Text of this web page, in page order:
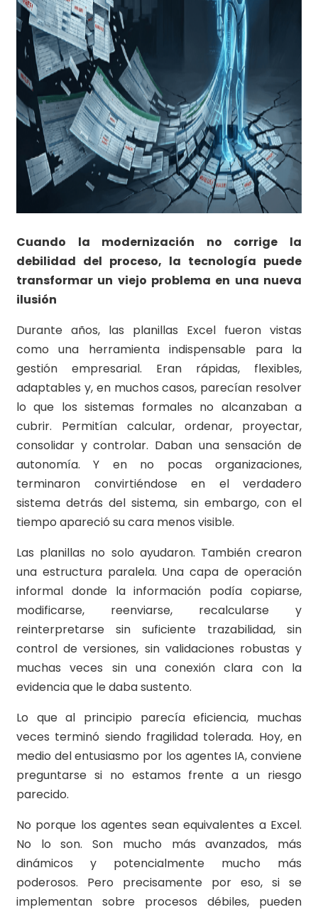
Cuando la modernización no corrige la
debilidad del proceso, la tecnología puede
transformar un viejo problema en una nueva
ilusión
Durante años, las planillas Excel fueron vistas
como una herramienta indispensable para la
gestión empresarial. Eran rápidas, flexibles,
adaptables y, en muchos casos, parecían resolver
lo que los sistemas formales no alcanzaban a
cubrir. Permitían calcular, ordenar, proyectar,
consolidar y controlar. Daban una sensación de
autonomía. Y en no pocas organizaciones,
terminaron convirtiéndose en el verdadero
sistema detrás del sistema, sin embargo, con el
tiempo apareció su cara menos visible.
Las planillas no solo ayudaron. También crearon
una estructura paralela. Una capa de operación
informal donde la información podía copiarse,
modificarse, reenviarse, recalcularse y
reinterpretarse sin suficiente trazabilidad, sin
control de versiones, sin validaciones robustas y
muchas veces sin una conexión clara con la
evidencia que le daba sustento.
Lo que al principio parecía eficiencia, muchas
veces terminó siendo fragilidad tolerada. Hoy, en
medio del entusiasmo por los agentes IA, conviene
preguntarse si no estamos frente a un riesgo
parecido.
No porque los agentes sean equivalentes a Excel.
No lo son. Son mucho más avanzados, más
dinámicos y potencialmente mucho más
poderosos. Pero precisamente por eso, si se
implementan sobre procesos débiles, pueden